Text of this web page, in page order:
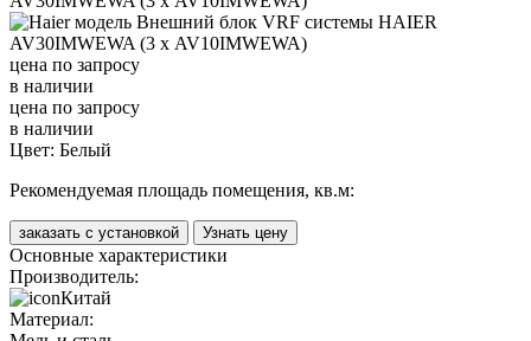
цена по запросу
в наличии
цена по запросу
в наличии
Цвет: Белый
Рекомендуемая площадь помещения, кв.м:
заказать с установкой Узнать цену
Основные характеристики
Производитель:
Китай
Материал: